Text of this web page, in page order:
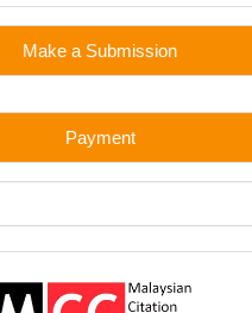
Make a Submission
Payment